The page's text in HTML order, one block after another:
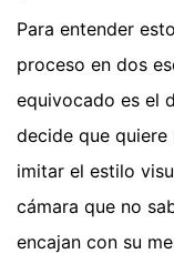
Para entender
proceso en dos
equivocado es el
decide que
imitar el estilo
cámara que no
encajan con su